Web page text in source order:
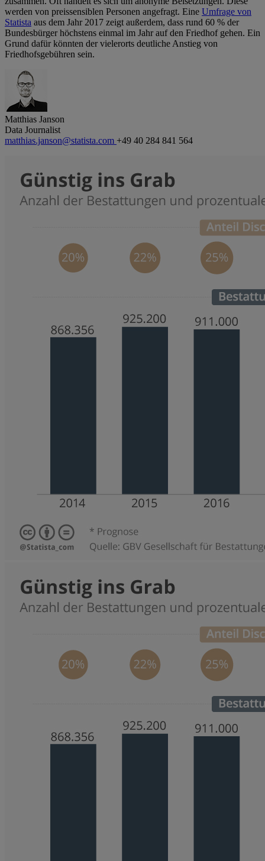
werden von preissensiblen Personen angefragt. Eine Umfrage von
Statista aus dem Jahr 2017 zeigt außerdem, dass rund 60 % der
Bundesbürger höchstens einmal im Jahr auf den Friedhof gehen. Ein
Grund dafür könnten der vielerorts deutliche Anstieg von
Friedhofsgebühren sein.
Matthias Janson
Data Journalist
matthias.janson@statista.com +49 40 284 841 564